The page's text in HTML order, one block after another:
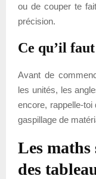
ou de couper te
précision.
Ce qu’il
Avant de
les unités, les
encore, rappelle-toi
gaspillage de
Les maths
des